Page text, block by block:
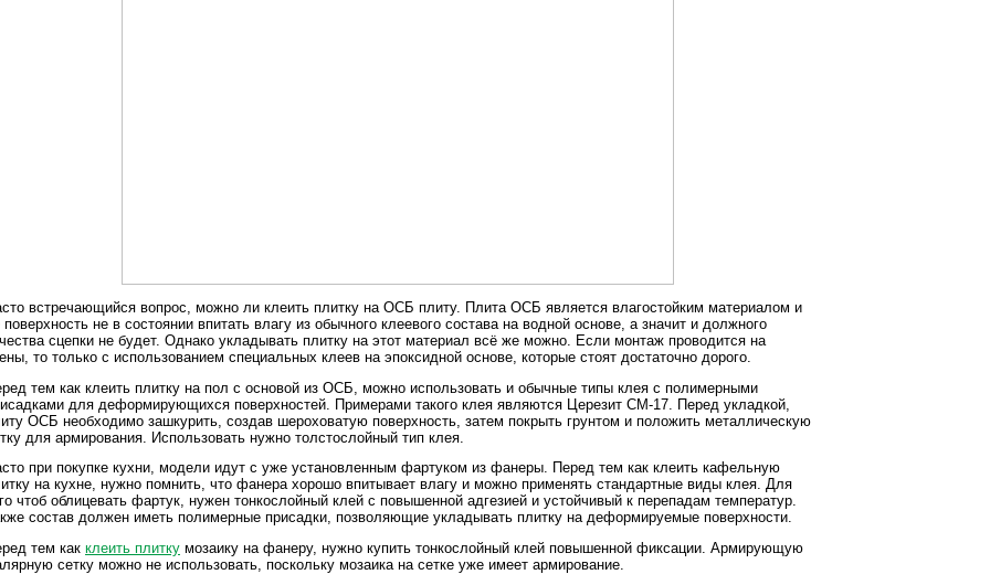
встречающийся вопрос, можно ли клеить плитку на ОСБ плиту. Плита ОСБ является влагостойким материалом и
поверхность не в состоянии впитать влагу из обычного клеевого состава на водной основе, а значит и должного
сцепки не будет. Однако укладывать плитку на этот материал всё же можно. Если монтаж проводится на
то только с использованием специальных клеев на эпоксидной основе, которые стоят достаточно дорого.
тем как клеить плитку на пол с основой из ОСБ, можно использовать и обычные типы клея с полимерными
для деформирующихся поверхностей. Примерами такого клея являются Церезит СМ-17. Перед укладкой,
ОСБ необходимо зашкурить, создав шероховатую поверхность, затем покрыть грунтом и положить металлическую
для армирования. Использовать нужно толстослойный тип клея.
при покупке кухни, модели идут с уже установленным фартуком из фанеры. Перед тем как клеить кафельную
на кухне, нужно помнить, что фанера хорошо впитывает влагу и можно применять стандартные виды клея. Для
чтоб облицевать фартук, нужен тонкослойный клей с повышенной адгезией и устойчивый к перепадам температур.
состав должен иметь полимерные присадки, позволяющие укладывать плитку на деформируемые поверхности.
тем как клеить плитку мозаику на фанеру, нужно купить тонкослойный клей повышенной фиксации. Армирующую
сетку можно не использовать, поскольку мозаика на сетке уже имеет армирование.